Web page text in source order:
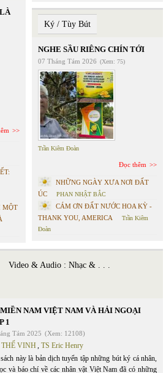
MỘT
Ký / Tùy Bút
NGHE SẦU RIÊNG CHÍN TỚI
07 Tháng Tám 2026 (Xem: 75)
Trần Kiêm Đoàn
Đọc thêm
NHỮNG NGÀY XƯA NƠI ĐẤT
ÚC
PHAN NHẬT BẮC
CÁM ƠN ĐẤT NƯỚC HOA KỲ -
THANK YOU, AMERICA
Trần Kiêm
Đoàn
Video & Audio : Nhạc & . . .
NAM VIỆT NAM VÀ HẢI NGOẠI
1
Tám 2025 (Xem: 12108)
THẾ VINH TS Eric Henry
này là bản dịch tuyển tập những bút ký cá nhân,
và báo chí về các nhân vật Việt Nam đã có những